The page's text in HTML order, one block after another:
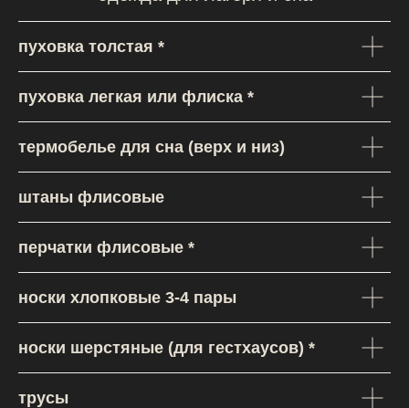
пуховка толстая *
пуховка легкая или флиска *
термобелье для сна (верх и низ)
штаны флисовые
перчатки флисовые *
носки хлопковые 3-4 пары
носки шерстяные (для гестхаусов) *
трусы